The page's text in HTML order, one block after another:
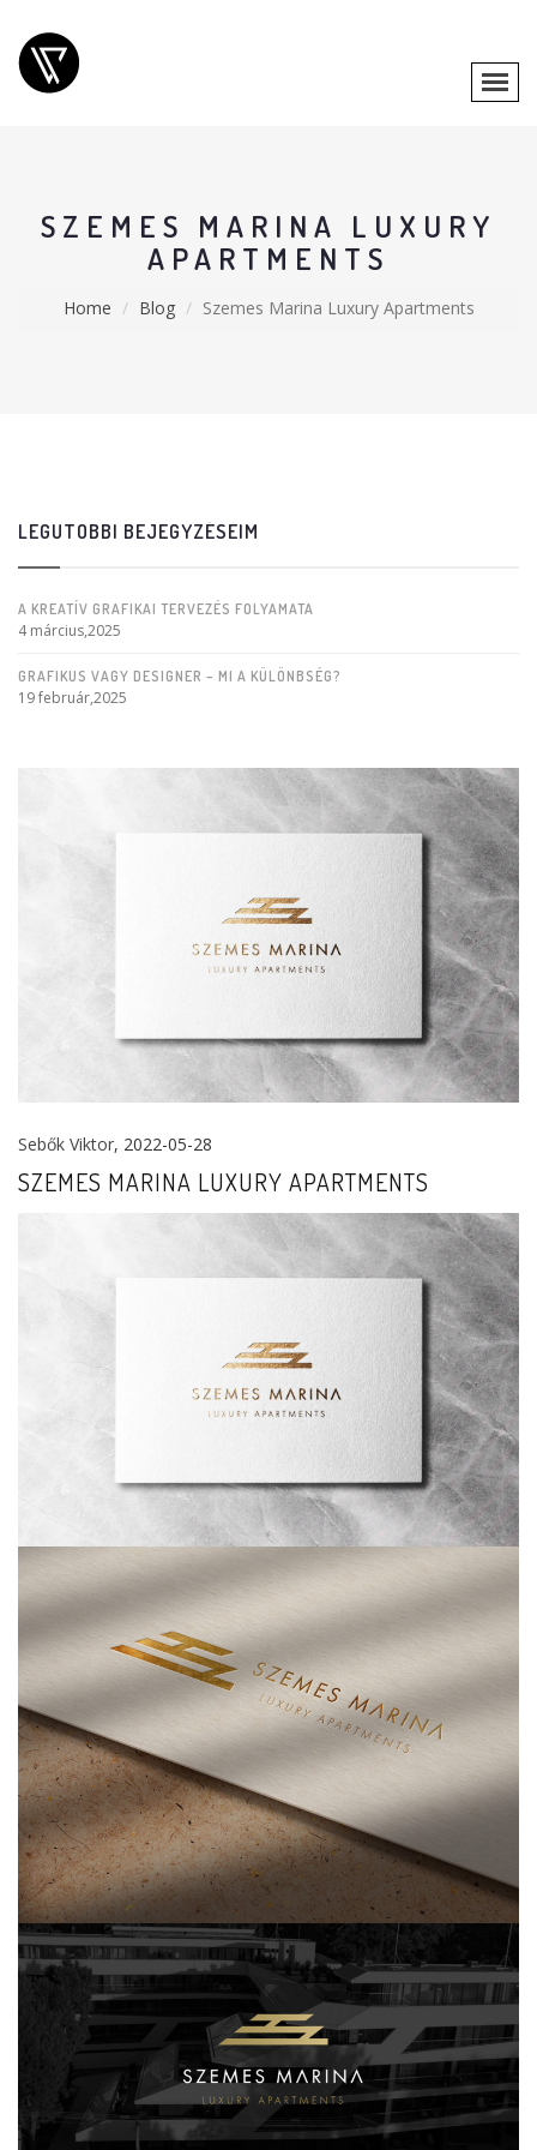
SZEMES MARINA LUXURY
APARTMENTS
Home Blog Szemes Marina Luxury Apartments
LEGUTÓBBI BEJEGYZÉSEIM
A KREATÍV GRAFIKAI TERVEZÉS FOLYAMATA
4 március,2025
GRAFIKUS VAGY DESIGNER – MI A KÜLÖNBSÉG?
19 február,2025
Sebők Viktor, 2022-05-28
SZEMES MARINA LUXURY APARTMENTS